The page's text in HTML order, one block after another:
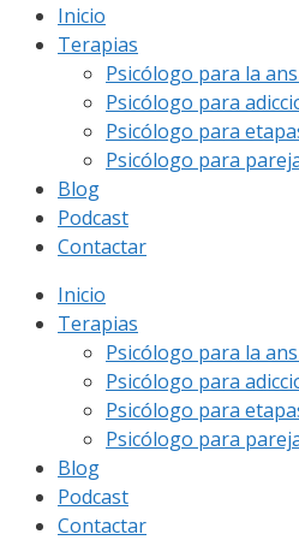
Inicio
Terapias
Psicólogo para la
Psicólogo para
Psicólogo para
Psicólogo para
Blog
Podcast
Contactar
Inicio
Terapias
Psicólogo para la
Psicólogo para
Psicólogo para
Psicólogo para
Blog
Podcast
Contactar